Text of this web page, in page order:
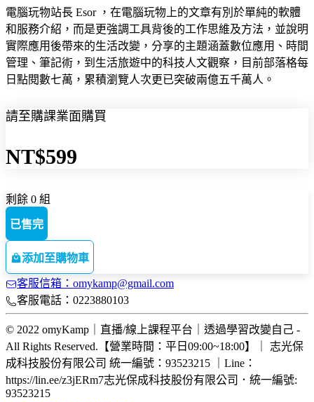
電腦玩物站長 Esor ，在電腦玩物上的文章有別於單純的軟體
和服務介紹，而是更強調工具背後的工作思維及方法，並說明
實際應用後帶來的生活改變，分享的主題涵蓋數位應用、時間
管理、筆記術，到生活旅遊中的科技人文觀察，目前部落格每
日點閱數七萬，累積瀏覽人次更已突破兩億五千萬人。
請至購課業面購買
NT$599
剩餘 0 組
已售完
添加至購物車
客服信箱：omykamp@gmail.com
客服電話：0223880103
© 2022 omyKamp｜直播/線上課程平台｜透過學習改變自己 -
All Rights Reserved.【營業時間：平日09:00~18:00】｜ 志光保
成科技股份有限公司 統一編號：93523215 ｜Line：
https://lin.ee/z3jERm7志光保成科技股份有限公司 ． 統一編號:
93523215